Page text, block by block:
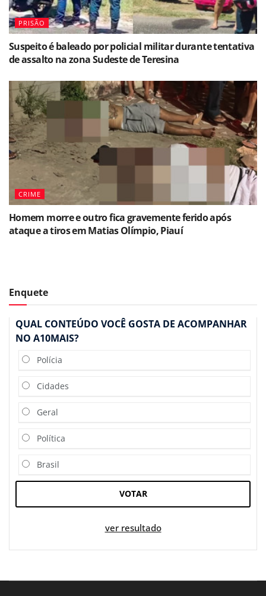
PRISÃO
Suspeito é baleado por policial militar durante tentativa
de assalto na zona Sudeste de Teresina
CRIME
Homem morre e outro fica gravemente ferido após
ataque a tiros em Matias Olímpio, Piauí
Enquete
QUAL CONTEÚDO VOCÊ GOSTA DE ACOMPANHAR
NO A10MAIS?
Polícia
Cidades
Geral
Política
Brasil
VOTAR
ver resultado